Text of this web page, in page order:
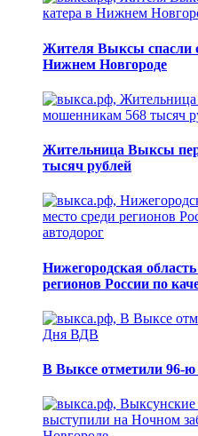
Жителя Выксы спасли
Нижнем Новгороде
Жительница Выксы
тысяч рублей
Нижегородская
регионов России по
В Выксе отметили 96-